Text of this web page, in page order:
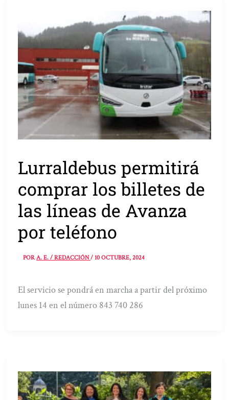
Lurraldebus permitirá
comprar los billetes de
las líneas de Avanza
por teléfono
PORA. E. / REDACCIÓN/10 OCTUBRE, 2024
El servicio se pondrá en marcha a partir del próximo
lunes 14 en el número 843 740 286